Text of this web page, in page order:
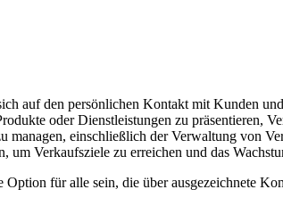
auf den persönlichen Kontakt mit Kunden
oder Dienstleistungen zu
managen, einschließlich der Verwaltung von
Verkaufsziele zu erreichen und das
für alle sein, die über ausgezeichnete